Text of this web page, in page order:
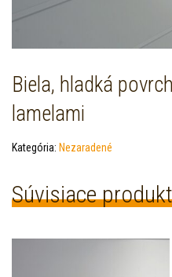
Biela, hladká
lamelami
Kategória: Nezaradené
Súvisiace